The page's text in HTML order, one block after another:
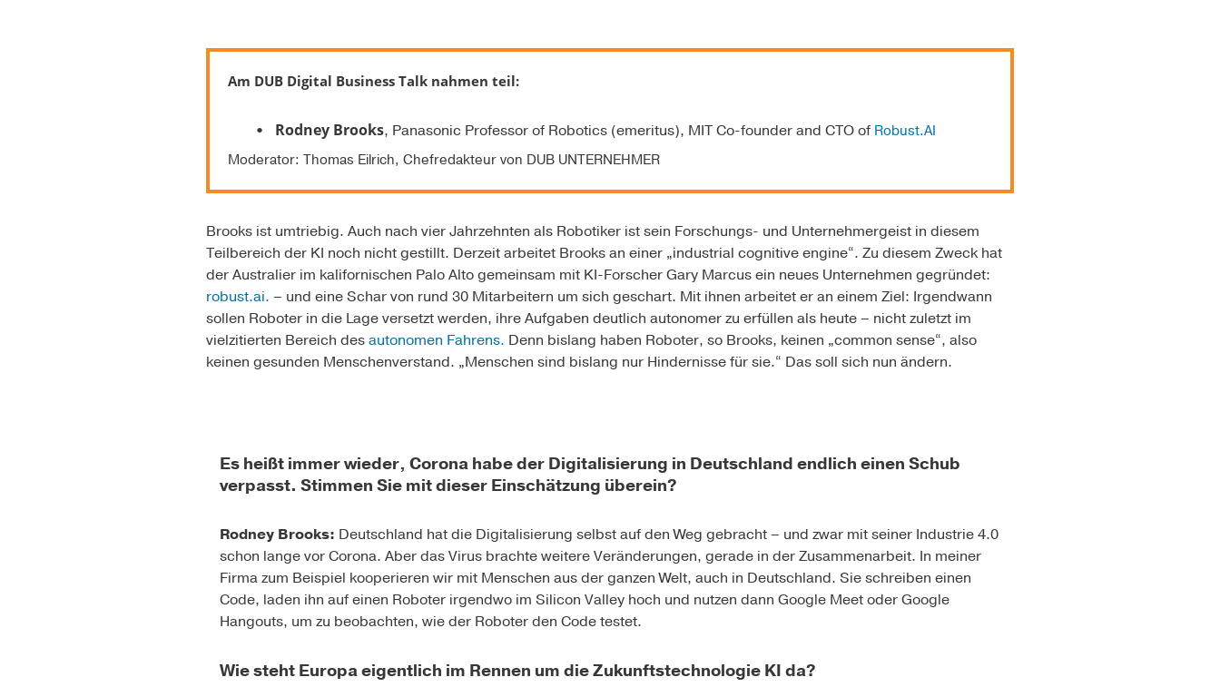
Am DUB Digital Business Talk nahmen teil:
Rodney Brooks, Panasonic Professor of Robotics (emeritus), MIT Co-founder and CTO of Robust.AI
Moderator: Thomas Eilrich, Chefredakteur von DUB UNTERNEHMER
Brooks ist umtriebig. Auch nach vier Jahrzehnten als Robotiker ist sein Forschungs- und Unternehmergeist in diesem
Teilbereich der KI noch nicht gestillt. Derzeit arbeitet Brooks an einer „industrial cognitive engine“. Zu diesem Zweck hat
der Australier im kalifornischen Palo Alto gemeinsam mit KI-Forscher Gary Marcus ein neues Unternehmen gegründet:
robust.ai. – und eine Schar von rund 30 Mitarbeitern um sich geschart. Mit ihnen arbeitet er an einem Ziel: Irgendwann
sollen Roboter in die Lage versetzt werden, ihre Aufgaben deutlich autonomer zu erfüllen als heute – nicht zuletzt im
vielzitierten Bereich desautonomen Fahrens. Denn bislang haben Roboter, so Brooks, keinen „common sense“, also
keinen gesunden Menschenverstand. „Menschen sind bislang nur Hindernisse für sie.“ Das soll sich nun ändern.
Es heißt immer wieder, Corona habe der Digitalisierung in Deutschland endlich einen Schub
verpasst. Stimmen Sie mit dieser Einschätzung überein?
Rodney Brooks: Deutschland hat die Digitalisierung selbst auf den Weg gebracht – und zwar mit seiner Industrie 4.0
schon lange vor Corona. Aber das Virus brachte weitere Veränderungen, gerade in der Zusammenarbeit. In meiner
Firma zum Beispiel kooperieren wir mit Menschen aus der ganzen Welt, auch in Deutschland. Sie schreiben einen
Code, laden ihn auf einen Roboter irgendwo im Silicon Valley hoch und nutzen dann Google Meet oder Google
Hangouts, um zu beobachten, wie der Roboter den Code testet.
Wie steht Europa eigentlich im Rennen um die Zukunftstechnologie KI da?